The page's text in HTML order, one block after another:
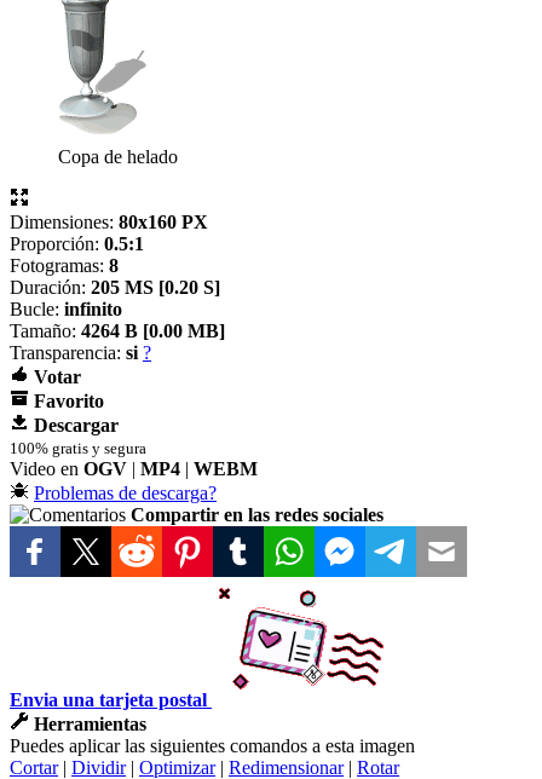
Copa de helado
Dimensiones: 80x160 PX
Proporción: 0.5:1
Fotogramas: 8
Duración: 205 MS [0.20 S]
Bucle: infinito
Tamaño: 4264 B [0.00 MB]
Transparencia: si ?
Votar
Favorito
Descargar
100% gratis y segura
Video en OGV | MP4 | WEBM
Problemas de descarga?
Compartir en las redes sociales
Envia una tarjeta postal
Herramientas
Puedes aplicar las siguientes comandos a esta imagen
Cortar| Dividir| Optimizar| Redimensionar| Rotar